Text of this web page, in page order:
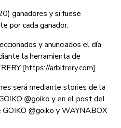
ganadores y si fuese
por cada ganador.
y anunciados el día
la herramienta de
[https://arbitrery.com].
será mediante stories de la
@goiko y en el post del
@goiko y WAYNABOX